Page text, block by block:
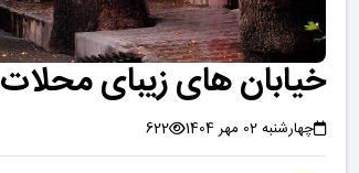
خیابان های زیبای محلات
چهارشنبه 02 مهر 1404 622